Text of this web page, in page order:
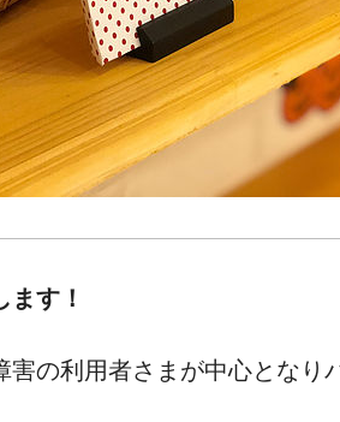
す！
の利用者さまが中心となり